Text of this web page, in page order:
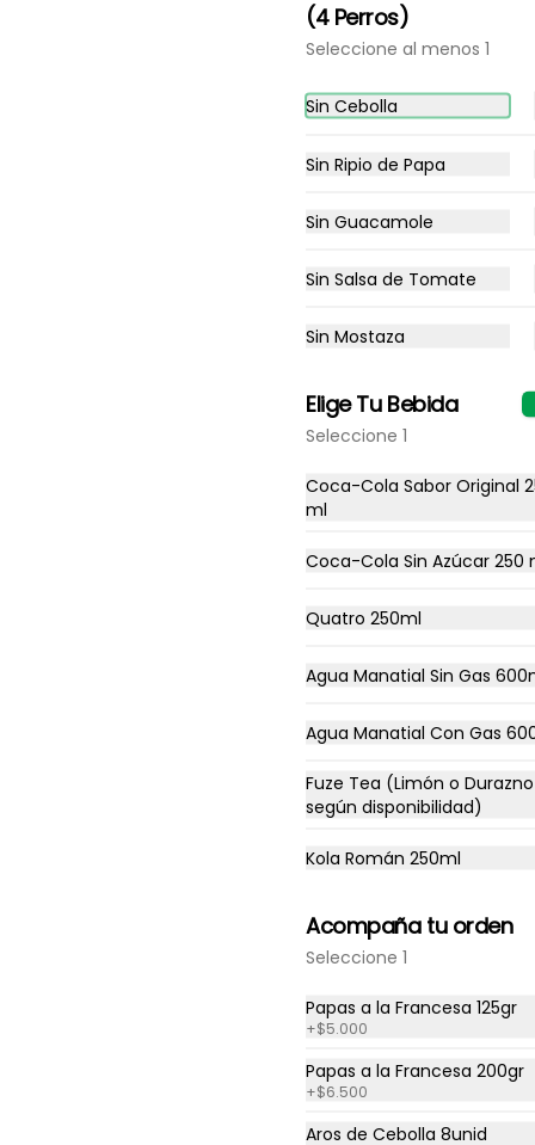
Hamburguesa Doble Res
Hamburguesa doble, tres
verduras, salsas.
$26.300
americano, verduras, salsas.
Combo
Hamburguesa de res, queso
elección.
Burger Fries en combo
Papas francesas cubiertas con
salsas de queso cheddar y
mayonesa, con trozos de carne
fundido, con julianas de
lechuga, cebollín, trozos de
a elección.
Maicitos Black en
Maíz tierno, mantequilla, queso
blanco, tocineta, papa ripio,
de papas y bebida a elección.
$30.500
(4 Perros)
Seleccione al menos 1
Sin Cebolla
Sin Ripio de Papa
Sin Guacamole
Sin Salsa de Tomate
Sin Mostaza
Elige Tu Bebida
Seleccione 1
Coca-Cola Sabor Original
ml
Coca-Cola Sin Azúcar 250
Quatro 250ml
Agua Manatial Sin Gas
Agua Manatial Con Gas
Fuze Tea (Limón o Durazno
según disponibilidad)
Kola Román 250ml
Acompaña tu orden
Seleccione 1
Papas a la Francesa 125gr
+$5.000
Papas a la Francesa 200gr
+$6.500
Aros de Cebolla 8unid